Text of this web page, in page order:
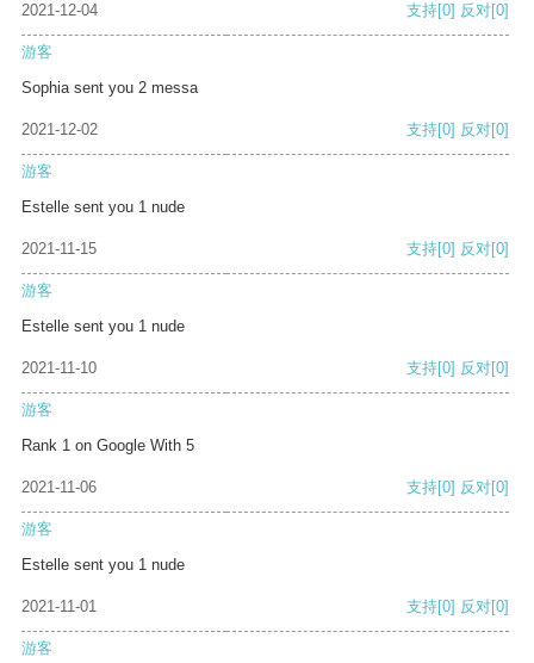
2021-12-04 支持[0] 反对[0]
游客
Sophia sent you 2 messa
2021-12-02 支持[0] 反对[0]
游客
Estelle sent you 1 nude
2021-11-15 支持[0] 反对[0]
游客
Estelle sent you 1 nude
2021-11-10 支持[0] 反对[0]
游客
Rank 1 on Google With 5
2021-11-06 支持[0] 反对[0]
游客
Estelle sent you 1 nude
2021-11-01 支持[0] 反对[0]
游客